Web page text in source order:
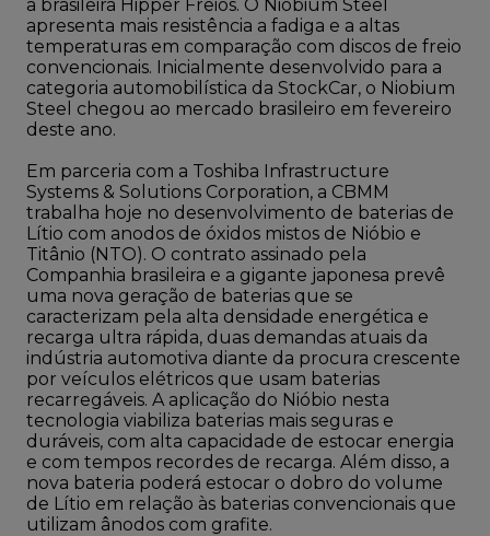
a brasileira Hipper Freios. O Niobium Steel
apresenta mais resistência a fadiga e a altas
temperaturas em comparação com discos de freio
convencionais. Inicialmente desenvolvido para a
categoria automobilística da StockCar, o Niobium
Steel chegou ao mercado brasileiro em fevereiro
deste ano.
Em parceria com a Toshiba Infrastructure
Systems & Solutions Corporation, a CBMM
trabalha hoje no desenvolvimento de baterias de
Lítio com anodos de óxidos mistos de Nióbio e
Titânio (NTO). O contrato assinado pela
Companhia brasileira e a gigante japonesa prevê
uma nova geração de baterias que se
caracterizam pela alta densidade energética e
recarga ultra rápida, duas demandas atuais da
indústria automotiva diante da procura crescente
por veículos elétricos que usam baterias
recarregáveis. A aplicação do Nióbio nesta
tecnologia viabiliza baterias mais seguras e
duráveis, com alta capacidade de estocar energia
e com tempos recordes de recarga. Além disso, a
nova bateria poderá estocar o dobro do volume
de Lítio em relação às baterias convencionais que
utilizam ânodos com grafite.